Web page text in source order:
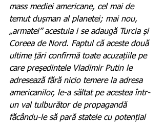
mass mediei americane, cel mai de
temut dușman al planetei; mai nou,
„armatei” acestuia i se adaugă Turcia și
Coreea de Nord. Faptul că aceste două
ultime țări confirmă toate acuzațiile pe
care președintele Vladimir Putin le
adresează fără nicio temere la adresa
americanilor, le-a săltat pe acestea într-
un val tulburător de propagandă
făcându-le să pară statele cu potențial